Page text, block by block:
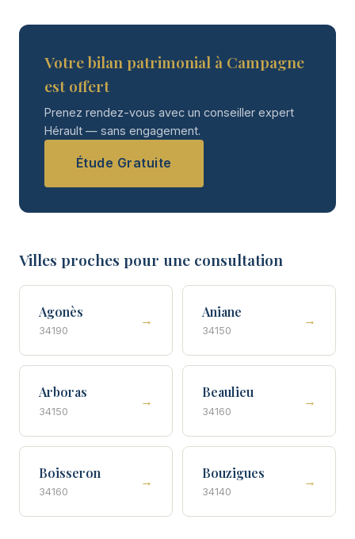
Votre bilan patrimonial à Campagne
est offert
Prenez rendez-vous avec un conseiller expert
Hérault — sans engagement.
Étude Gratuite
Villes proches pour une consultation
Agonès
34190
→
Aniane
34150
→
Arboras
34150
→
Beaulieu
34160
→
Boisseron
34160
→
Bouzigues
34140
→